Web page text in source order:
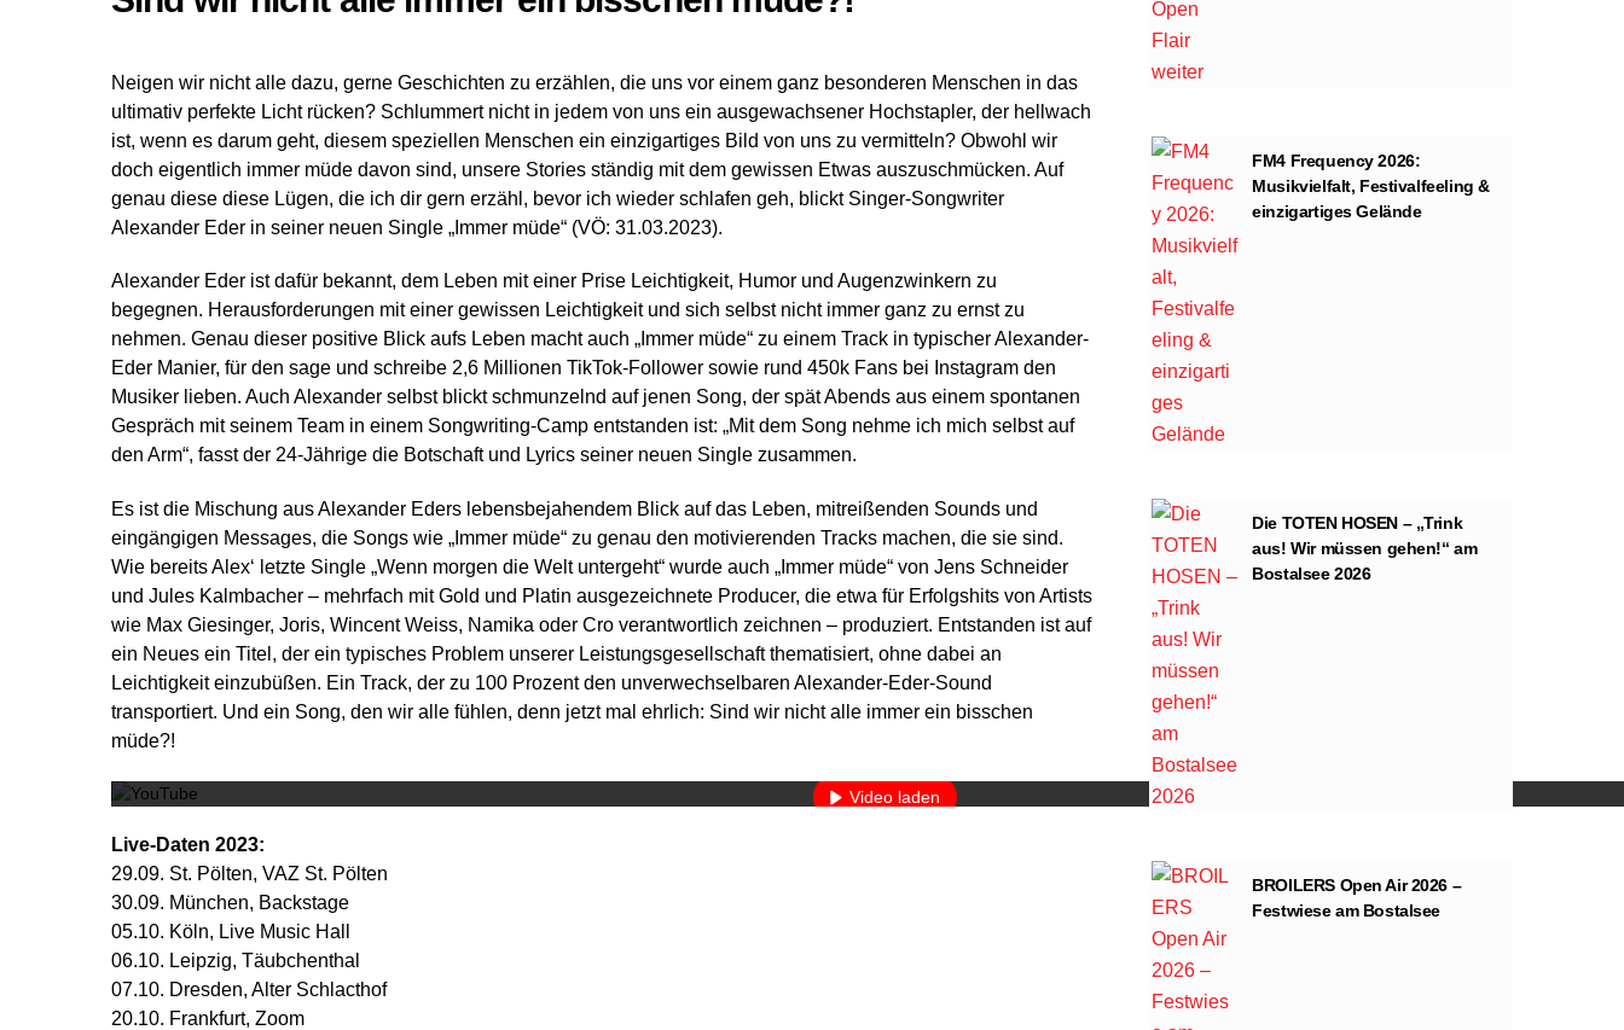
Neigen wir nicht alle dazu, gerne Geschichten zu erzählen, die uns vor einem ganz besonderen Menschen in das
ultimativ perfekte Licht rücken? Schlummert nicht in jedem von uns ein ausgewachsener Hochstapler, der hellwach
ist, wenn es darum geht, diesem speziellen Menschen ein einzigartiges Bild von uns zu vermitteln? Obwohl wir
doch eigentlich immer müde davon sind, unsere Stories ständig mit dem gewissen Etwas auszuschmücken. Auf
genau diese diese Lügen, die ich dir gern erzähl, bevor ich wieder schlafen geh, blickt Singer-Songwriter
Alexander Eder in seiner neuen Single „Immer müde“ (VÖ: 31.03.2023).
Alexander Eder ist dafür bekannt, dem Leben mit einer Prise Leichtigkeit, Humor und Augenzwinkern zu
begegnen. Herausforderungen mit einer gewissen Leichtigkeit und sich selbst nicht immer ganz zu ernst zu
nehmen. Genau dieser positive Blick aufs Leben macht auch „Immer müde“ zu einem Track in typischer Alexander-
Eder Manier, für den sage und schreibe 2,6 Millionen TikTok-Follower sowie rund 450k Fans bei Instagram den
Musiker lieben. Auch Alexander selbst blickt schmunzelnd auf jenen Song, der spät Abends aus einem spontanen
Gespräch mit seinem Team in einem Songwriting-Camp entstanden ist: „Mit dem Song nehme ich mich selbst auf
den Arm“, fasst der 24-Jährige die Botschaft und Lyrics seiner neuen Single zusammen.
Es ist die Mischung aus Alexander Eders lebensbejahendem Blick auf das Leben, mitreißenden Sounds und
eingängigen Messages, die Songs wie „Immer müde“ zu genau den motivierenden Tracks machen, die sie sind.
Wie bereits Alex‘ letzte Single „Wenn morgen die Welt untergeht“ wurde auch „Immer müde“ von Jens Schneider
und Jules Kalmbacher – mehrfach mit Gold und Platin ausgezeichnete Producer, die etwa für Erfolgshits von Artists
wie Max Giesinger, Joris, Wincent Weiss, Namika oder Cro verantwortlich zeichnen – produziert. Entstanden ist auf
ein Neues ein Titel, der ein typisches Problem unserer Leistungsgesellschaft thematisiert, ohne dabei an
Leichtigkeit einzubüßen. Ein Track, der zu 100 Prozent den unverwechselbaren Alexander-Eder-Sound
transportiert. Und ein Song, den wir alle fühlen, denn jetzt mal ehrlich: Sind wir nicht alle immer ein bisschen
müde?!
Mit dem Laden des Videos akzeptieren Sie die Datenschutzerklärung von YouTube.
Video laden
Live-Daten 2023:
29.09. St. Pölten, VAZ St. Pölten
30.09. München, Backstage
05.10. Köln, Live Music Hall
06.10. Leipzig, Täubchenthal
07.10. Dresden, Alter Schlacthof
20.10. Frankfurt, Zoom
FM4 Frequency 2026:
Musikvielfalt, Festivalfeeling &
einzigartiges Gelände
Die TOTEN HOSEN – „Trink
aus! Wir müssen gehen!“ am
Bostalsee 2026
BROILERS Open Air 2026 –
Festwiese am Bostalsee